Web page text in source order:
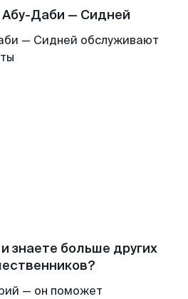
Даби — Сидней
— Сидней обслуживают
знаете больше других
— он поможет